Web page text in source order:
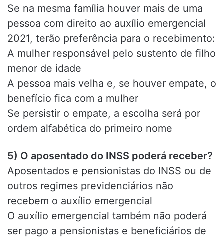
Se na mesma família houver mais de uma
pessoa com direito ao auxílio emergencial
2021, terão preferência para o recebimento:
A mulher responsável pelo sustento de filho
menor de idade
A pessoa mais velha e, se houver empate, o
benefício fica com a mulher
Se persistir o empate, a escolha será por
ordem alfabética do primeiro nome
5) O aposentado do INSS poderá receber?
Aposentados e pensionistas do INSS ou de
outros regimes previdenciários não
recebem o auxílio emergencial
O auxílio emergencial também não poderá
ser pago a pensionistas e beneficiários de